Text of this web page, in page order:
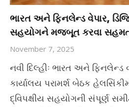
ભારત અને ફિનલેન્ડ વેપાર,
સહયોગને મજબૂત કરવા
November 7, 2025
નવી દિલ્હીઃ ભારત અને ફિનલેન્ડ
કાર્યાલય પરામર્શ બેઠક
દ્વિપક્ષીય સહયોગની સંપૂર્ણ